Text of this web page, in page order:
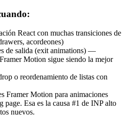
React con muchas transiciones de
acordeones)
de salida (exit animations) —
Motion sigue siendo la mejor
o reordenamiento de listas con
Framer Motion para animaciones
page. Esa es la causa #1 de INP alto
nuevos.